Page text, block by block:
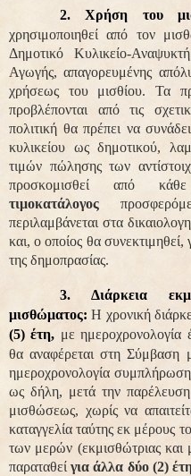
2. Χρήση του
χρησιμοποιηθεί από τον
Δημοτικό Κυλικείο-
Αγωγής, απαγορευμένης
χρήσεως του μισθίου. Τα
προβλέπονται από τις
πολιτική θα πρέπει να
κυλικείου ως δημοτικού,
τιμών πώλησης των
προσκομισθεί από
τιμοκατάλογος
περιλαμβάνεται στα
και, ο οποίος θα
της δημοπρασίας.
3. Διάρκεια
μισθώματος:Η χρονική
(5) έτη, με ημεροχρονολογία
θα αναφέρεται στη Σύμβαση
ημεροχρονολογία
ως δήλη, μετά την παρέλευση
μισθώσεως, χωρίς να
καταγγελία ταύτης εκ μέρους
των μερών (εκμισθώτριας και
παραταθείγια άλλα δύο (2)